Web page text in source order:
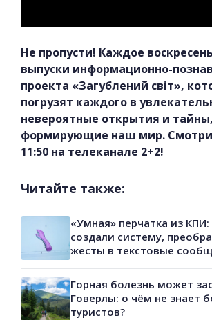
Не пропусти! Каждое
выпуски информационно-
проекта «Загублений світ»,
погрузят каждого в
невероятные открытия и тайны,
формирующие наш мир. Смотри
11:50 на телеканале 2+2!
Читайте также:
«Умная» перчатка из
создали систему,
жесты в текстовые
Горная болезнь может
Говерлы: о чём не знает
туристов?